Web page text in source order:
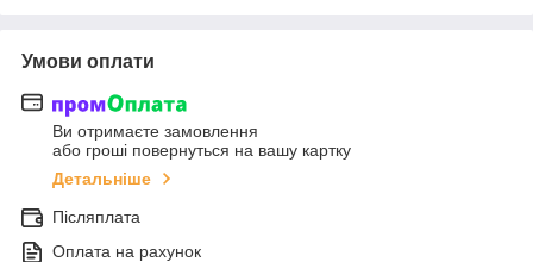
Умови оплати
Ви отримаєте замовлення
або гроші повернуться на вашу картку
Детальніше
Післяплата
Оплата на рахунок